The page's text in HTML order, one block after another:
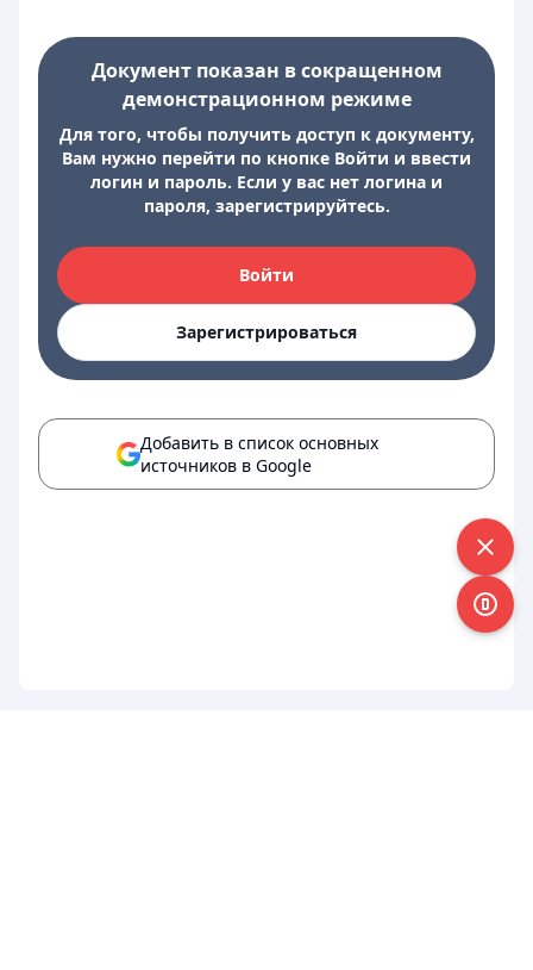
Документ показан в сокращенном
демонстрационном режиме
Для того, чтобы получить доступ к документу,
Вам нужно перейти по кнопке Войти и ввести
логин и пароль. Если у вас нет логина и
пароля, зарегистрируйтесь.
Войти
Зарегистрироваться
Добавить в список основных
источников в Google